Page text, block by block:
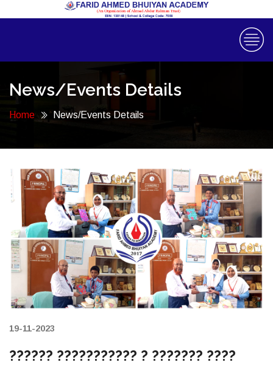
News/Events Details
Home News/Events Details
19-11-2023
?????? ??????????? ? ??????? ????